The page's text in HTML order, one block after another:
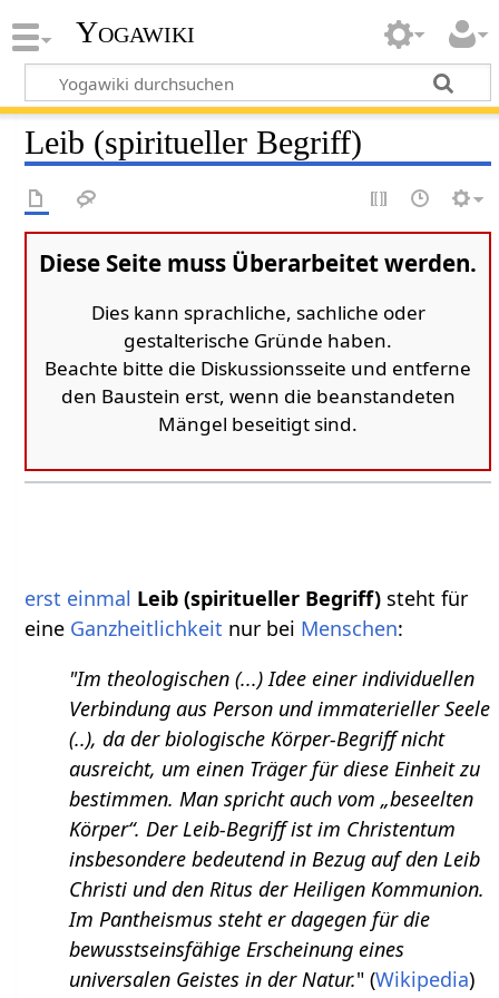
Yogawiki
Leib (spiritueller Begriff)
Diese Seite muss Überarbeitet werden.
Dies kann sprachliche, sachliche oder
gestalterische Gründe haben.
Beachte bitte die Diskussionsseite und entferne
den Baustein erst, wenn die beanstandeten
Mängel beseitigt sind.
erst einmal Leib (spiritueller Begriff) steht für
eine Ganzheitlichkeit nur bei Menschen:
"Im theologischen (...) Idee einer individuellen
Verbindung aus Person und immaterieller Seele
(..), da der biologische Körper-Begriff nicht
ausreicht, um einen Träger für diese Einheit zu
bestimmen. Man spricht auch vom „beseelten
Körper“. Der Leib-Begriff ist im Christentum
insbesondere bedeutend in Bezug auf den Leib
Christi und den Ritus der Heiligen Kommunion.
Im Pantheismus steht er dagegen für die
bewusstseinsfähige Erscheinung eines
universalen Geistes in der Natur." (Wikipedia)